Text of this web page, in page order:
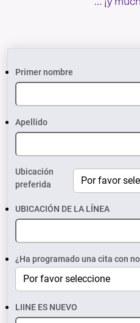
Primer nombre
Apellido
Ubicación
preferida
UBICACIÓN DE LA LÍNEA
¿Ha programado una cita con
LIINE ES NUEVO